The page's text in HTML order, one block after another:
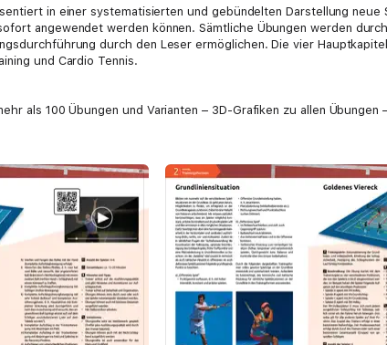
in einer systematisierten und gebündelten Darstellung
­angewendet werden können. Sämtliche Übungen werden
durch den Leser ermöglichen. Die vier
und Cardio Tennis.
als 100 Übungen und Varianten – 3D-Grafiken zu allen
Spielsituationen im Tennis werden neue Trainingsformen
erfordert eine optimale Verknüpfung koordinativer, technischer,